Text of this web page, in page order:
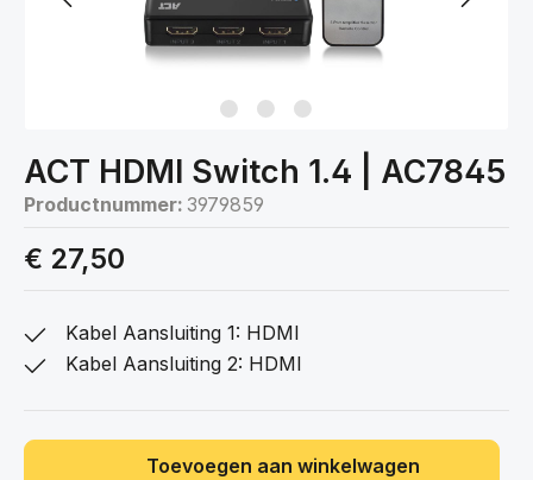
ACT HDMI Switch 1.4 | AC7845
Productnummer: 3979859
€ 27,50
Kabel Aansluiting 1: HDMI
Kabel Aansluiting 2: HDMI
Toevoegen aan winkelwagen